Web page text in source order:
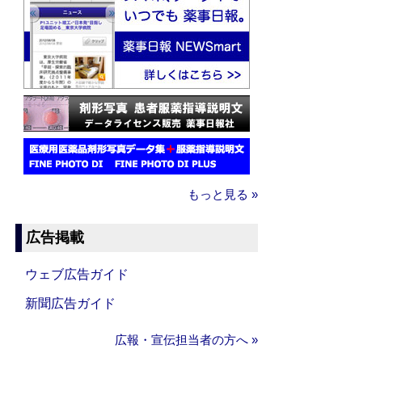
もっと見る »
広告掲載
ウェブ広告ガイド
新聞広告ガイド
広報・宣伝担当者の方へ »